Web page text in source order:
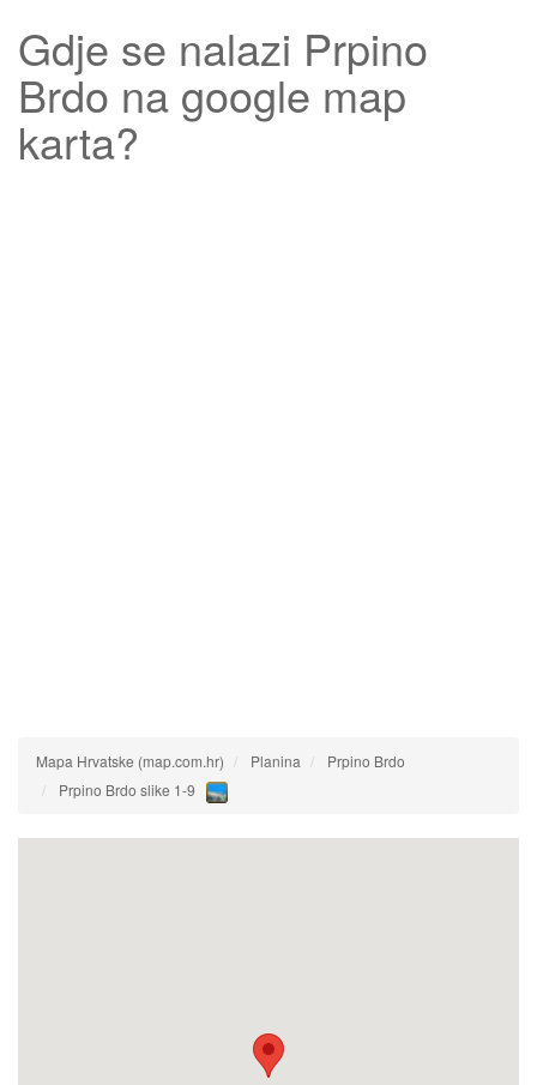
Gdje se nalazi Prpino
Brdo na google map
karta?
Mapa Hrvatske (map.com.hr) Planina
Prpino Brdo
Prpino Brdo slike 1-9